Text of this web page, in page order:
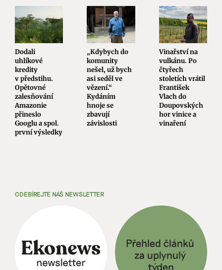
Dodali
uhlíkové
kredity
v předstihu.
Opětovné
zalesňování
Amazonie
přineslo
Googlu a spol.
první výsledky
„Kdybych do
komunity
nešel, už bych
asi seděl ve
vězení.“
Kydáním
hnoje se
zbavují
závislosti
Vinařství na
vulkánu. Po
čtyřech
stoletích vrátil
František
Vlach do
Doupovských
hor vinice a
vinaření
ODEBÍREJTE NÁŠ NEWSLETTER